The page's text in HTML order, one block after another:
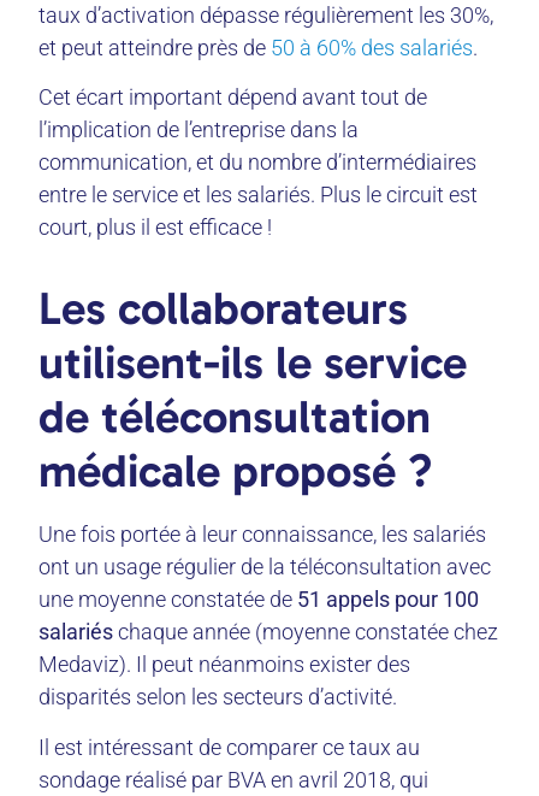
taux d’activation dépasse régulièrement les 30%,
et peut atteindre près de 50 à 60% des salariés.
Cet écart important dépend avant tout de
l’implication de l’entreprise dans la
communication, et du nombre d’intermédiaires
entre le service et les salariés. Plus le circuit est
court, plus il est efficace !
Les collaborateurs
utilisent-ils le service
de téléconsultation
médicale proposé ?
Une fois portée à leur connaissance, les salariés
ont un usage régulier de la téléconsultation avec
une moyenne constatée de 51 appels pour 100
salariéschaque année (moyenne constatée chez
Medaviz). Il peut néanmoins exister des
disparités selon les secteurs d’activité.
Il est intéressant de comparer ce taux au
sondage réalisé par BVA en avril 2018, qui